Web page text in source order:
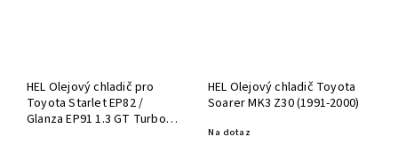
HEL Olejový chladič pro
Toyota Starlet EP82 /
Glanza EP91 1.3 GT Turbo
HEL Olejový chladič Toyota
Soarer MK3 Z30 (1991-2000)
Na dotaz